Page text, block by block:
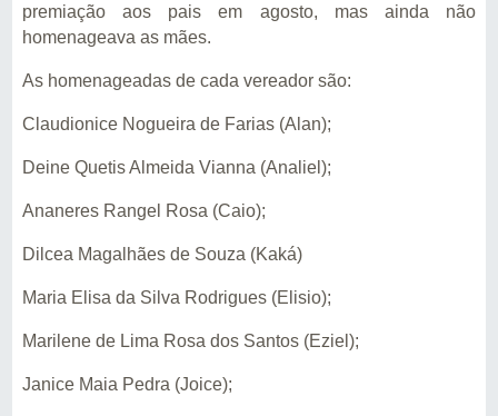
premiação aos pais em agosto, mas ainda não
homenageava as mães.
As homenageadas de cada vereador são:
Claudionice Nogueira de Farias (Alan);
Deine Quetis Almeida Vianna (Analiel);
Ananeres Rangel Rosa (Caio);
Dilcea Magalhães de Souza (Kaká)
Maria Elisa da Silva Rodrigues (Elisio);
Marilene de Lima Rosa dos Santos (Eziel);
Janice Maia Pedra (Joice);